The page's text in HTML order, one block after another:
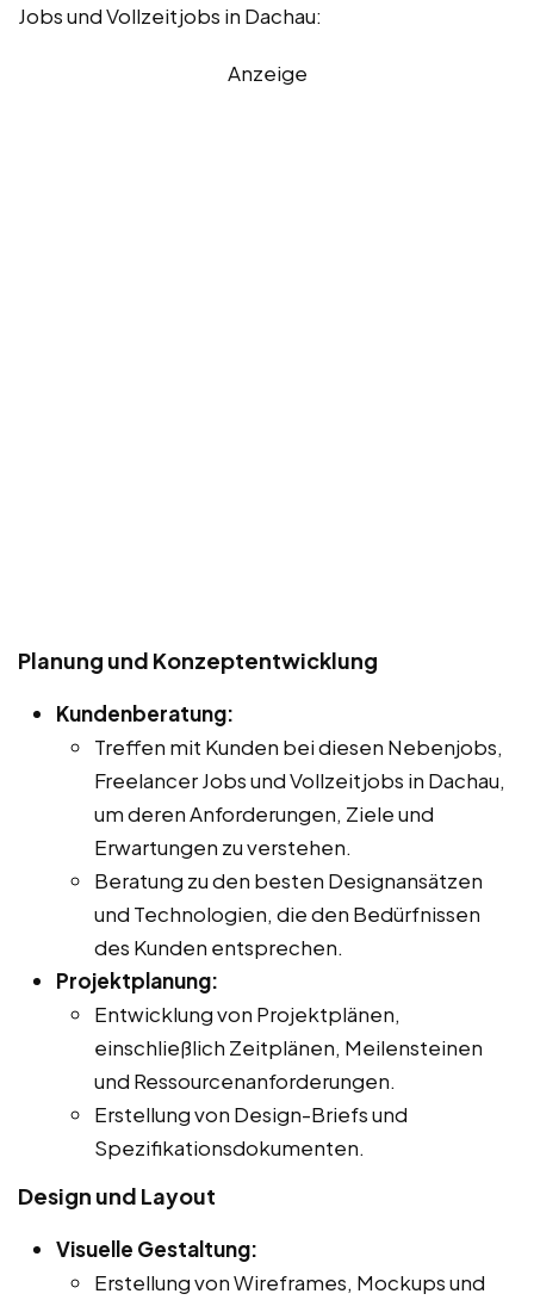
Jobs und Vollzeitjobs in Dachau:
Anzeige
Planung und Konzeptentwicklung
Kundenberatung:
Treffen mit Kunden bei diesen Nebenjobs,
Freelancer Jobs und Vollzeitjobs in Dachau,
um deren Anforderungen, Ziele und
Erwartungen zu verstehen.
Beratung zu den besten Designansätzen
und Technologien, die den Bedürfnissen
des Kunden entsprechen.
Projektplanung:
Entwicklung von Projektplänen,
einschließlich Zeitplänen, Meilensteinen
und Ressourcenanforderungen.
Erstellung von Design-Briefs und
Spezifikationsdokumenten.
Design und Layout
Visuelle Gestaltung:
Erstellung von Wireframes, Mockups und